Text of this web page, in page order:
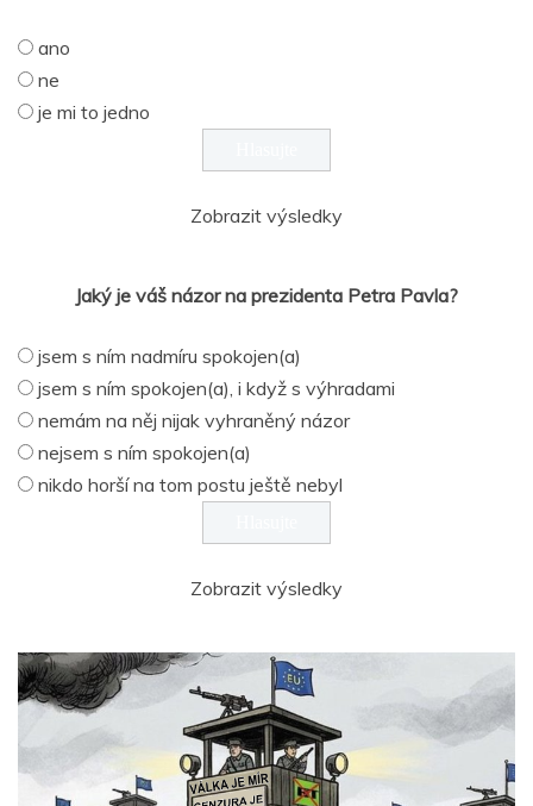
ano
ne
je mi to jedno
Zobrazit výsledky
Jaký je váš názor na prezidenta Petra Pavla?
jsem s ním nadmíru spokojen(a)
jsem s ním spokojen(a), i když s výhradami
nemám na něj nijak vyhraněný názor
nejsem s ním spokojen(a)
nikdo horší na tom postu ještě nebyl
Zobrazit výsledky